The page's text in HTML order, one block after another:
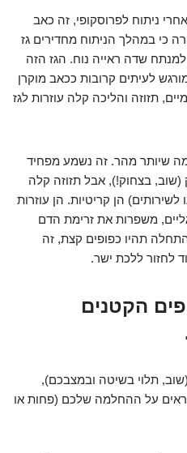
ניתוח לפרוסקופי, זה כאב
כי במהלך הניתוח מחדירים גז
שדה ראייה נוח. הגז הזה
לעיתים קרובות ככאב מוקרן
תזוזה והליכה קלה עוזרות לגז
שיותר מהר. זה נשמע מפחיד
בצחוק!), אבל תזוזה קלה
הן קריטיות. הן עוזרות
משפרות את זרימת הדם
תהיו כפופים קצת, זה
לחזור ללכת ישר.
הקטנים
(שוב, תלוי בשיטה ובמצבכם),
על ההחלמה שלכם (פחות או